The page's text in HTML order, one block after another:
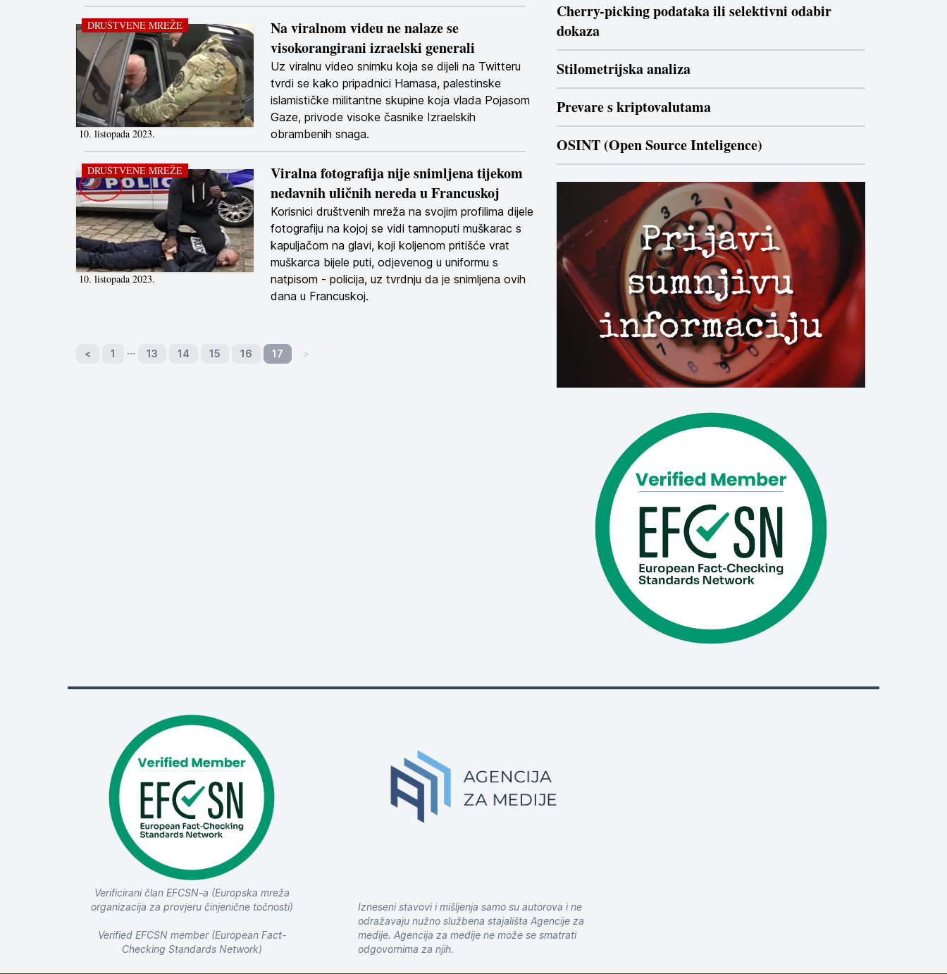
10. listopada 2023.
DRUŠTVENE MREŽE
Na viralnom videu ne nalaze se
visokorangirani izraelski generali
Uz viralnu video snimku koja se dijeli na Twitteru
tvrdi se kako pripadnici Hamasa, palestinske
islamističke militantne skupine koja vlada Pojasom
Gaze, privode visoke časnike Izraelskih
obrambenih snaga.
10. listopada 2023.
DRUŠTVENE MREŽE
Viralna fotografija nije snimljena tijekom
nedavnih uličnih nereda u Francuskoj
Korisnici društvenih mreža na svojim profilima dijele
fotografiju na kojoj se vidi tamnoputi muškarac s
kapuljačom na glavi, koji koljenom pritišće vrat
muškarca bijele puti, odjevenog u uniformu s
natpisom - policija, uz tvrdnju da je snimljena ovih
dana u Francuskoj.
< 1 … 13 14 15 16 17 >
Cherry-picking podataka ili selektivni odabir
dokaza
Stilometrijska analiza
Prevare s kriptovalutama
OSINT (Open Source Inteligence)
Verificirani član EFCSN-a (Europska mreža
organizacija za provjeru činjenične točnosti)
Verified EFCSN member (European Fact-
Checking Standards Network)
Izneseni stavovi i mišljenja samo su autorova i ne
odražavaju nužno službena stajališta Agencije za
medije. Agencija za medije ne može se smatrati
odgovornima za njih.